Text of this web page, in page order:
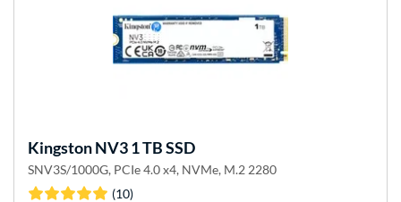
KingstonNV3 1 TB SSD
SNV3S/1000G, PCIe 4.0 x4, NVMe, M.2 2280
(10)